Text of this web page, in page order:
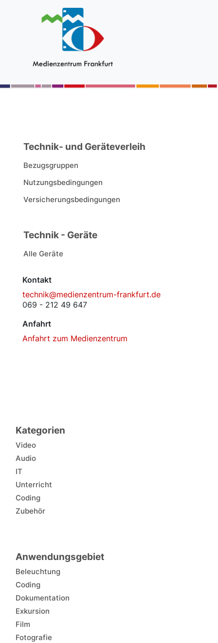
Technik- und Geräteverleih
Bezugsgruppen
Nutzungsbedingungen
Versicherungsbedingungen
Technik - Geräte
Alle Geräte
Kontakt
technik@medienzentrum-frankfurt.de
069 - 212 49 647
Anfahrt
Anfahrt zum Medienzentrum
Kategorien
Video
Audio
IT
Unterricht
Coding
Zubehör
Anwendungsgebiet
Beleuchtung
Coding
Dokumentation
Exkursion
Film
Fotografie